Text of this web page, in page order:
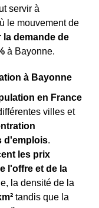
servir à
le mouvement de
la demande de
à Bayonne.
à Bayonne
en France
villes et
d'emplois.
les prix
l'offre et de la
la densité de la
tandis que la